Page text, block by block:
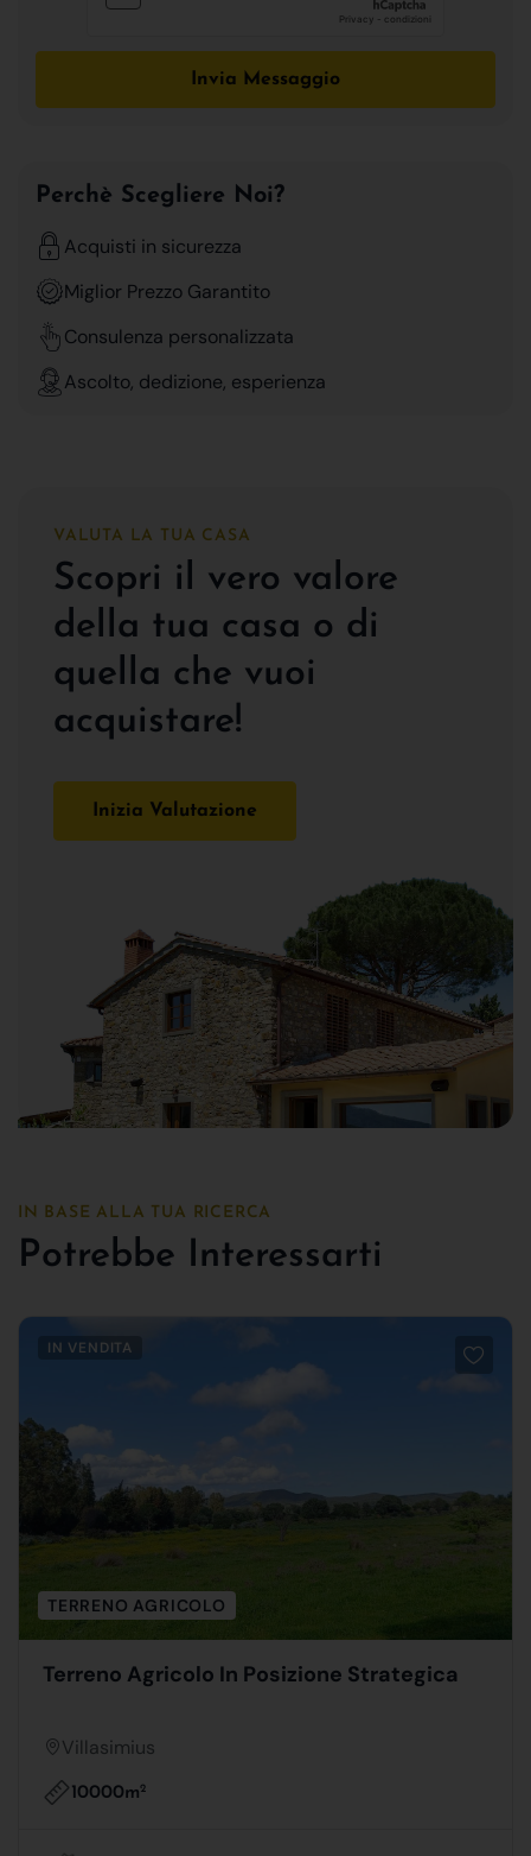
Invia Messaggio
Perchè Scegliere Noi?
Acquisti in sicurezza
Miglior Prezzo Garantito
Consulenza personalizzata
Ascolto, dedizione, esperienza
VALUTA LA TUA CASA
Scopri il vero valore
della tua casa o di
quella che vuoi
acquistare!
Inizia Valutazione
IN BASE ALLA TUA RICERCA
Potrebbe Interessarti
IN VENDITA
TERRENO AGRICOLO
Terreno Agricolo In Posizione Strategica
Villasimius
10000m2